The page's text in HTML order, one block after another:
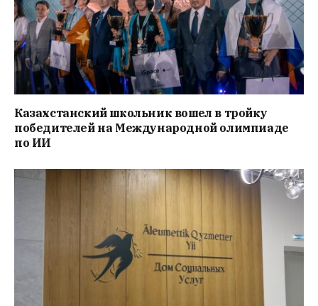
Казахстанский школьник вошел в тройку
победителей на Международной олимпиаде
по ИИ